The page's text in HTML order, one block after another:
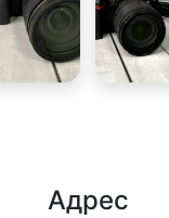
Адрес